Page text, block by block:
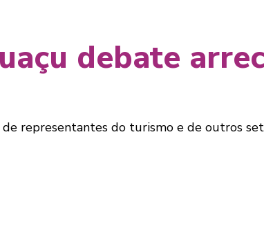
debate
representantes do turismo e de outros